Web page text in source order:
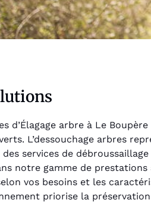
d’Élagage arbre à Le
verts. L’dessouchage arbres
services de
notre gamme de prestations
vos besoins et les
priorise la